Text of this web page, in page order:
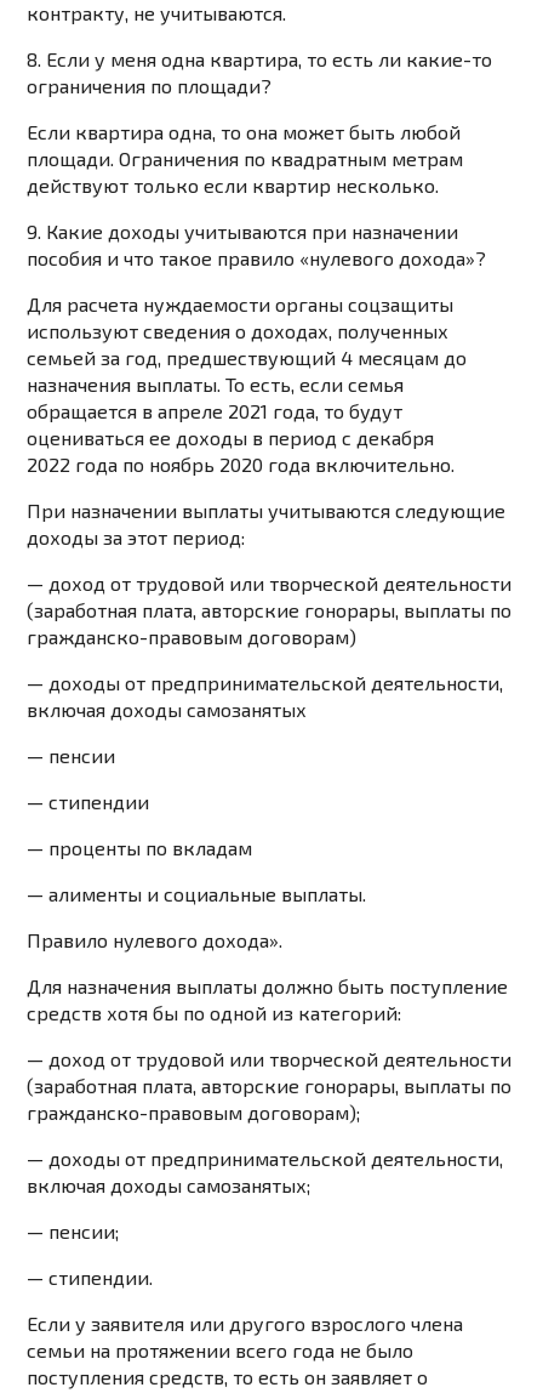
контракту, не учитываются.
8. Если у меня одна квартира, то есть ли какие-то
ограничения по площади?
Если квартира одна, то она может быть любой
площади. Ограничения по квадратным метрам
действуют только если квартир несколько.
9. Какие доходы учитываются при назначении
пособия и что такое правило «нулевого дохода»?
Для расчета нуждаемости органы соцзащиты
используют сведения о доходах, полученных
семьей за год, предшествующий 4 месяцам до
назначения выплаты. То есть, если семья
обращается в апреле 2021 года, то будут
оцениваться ее доходы в период с декабря
2022 года по ноябрь 2020 года включительно.
При назначении выплаты учитываются следующие
доходы за этот период:
— доход от трудовой или творческой деятельности
(заработная плата, авторские гонорары, выплаты по
гражданско-правовым договорам)
— доходы от предпринимательской деятельности,
включая доходы самозанятых
— пенсии
— стипендии
— проценты по вкладам
— алименты и социальные выплаты.
Правило нулевого дохода».
Для назначения выплаты должно быть поступление
средств хотя бы по одной из категорий:
— доход от трудовой или творческой деятельности
(заработная плата, авторские гонорары, выплаты по
гражданско-правовым договорам);
— доходы от предпринимательской деятельности,
включая доходы самозанятых;
— пенсии;
— стипендии.
Если у заявителя или другого взрослого члена
семьи на протяжении всего года не было
поступления средств, то есть он заявляет о